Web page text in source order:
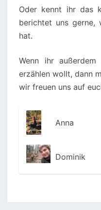
Oder kennt ihr das
berichtet uns
hat.
Wenn ihr
erzählen wollt, dann
wir freuen uns auf
Anna
Dominik